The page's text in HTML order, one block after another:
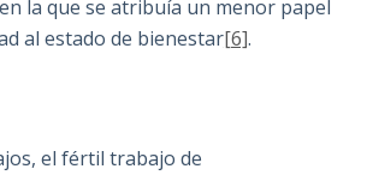
la que se atribuía un menor papel
al estado de bienestar[6].
el fértil trabajo de